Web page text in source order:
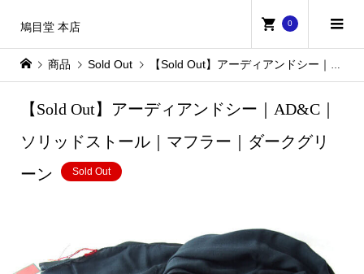
鳩目堂 本店 0
商品 Sold Out 【Sold Out】アーディアンドシー｜AD&C｜ソリッドストール｜マフラー｜ダークグリーン
【Sold Out】アーディアンドシー｜AD&C｜
ソリッドストール｜マフラー｜ダークグリ
ーン
Sold Out